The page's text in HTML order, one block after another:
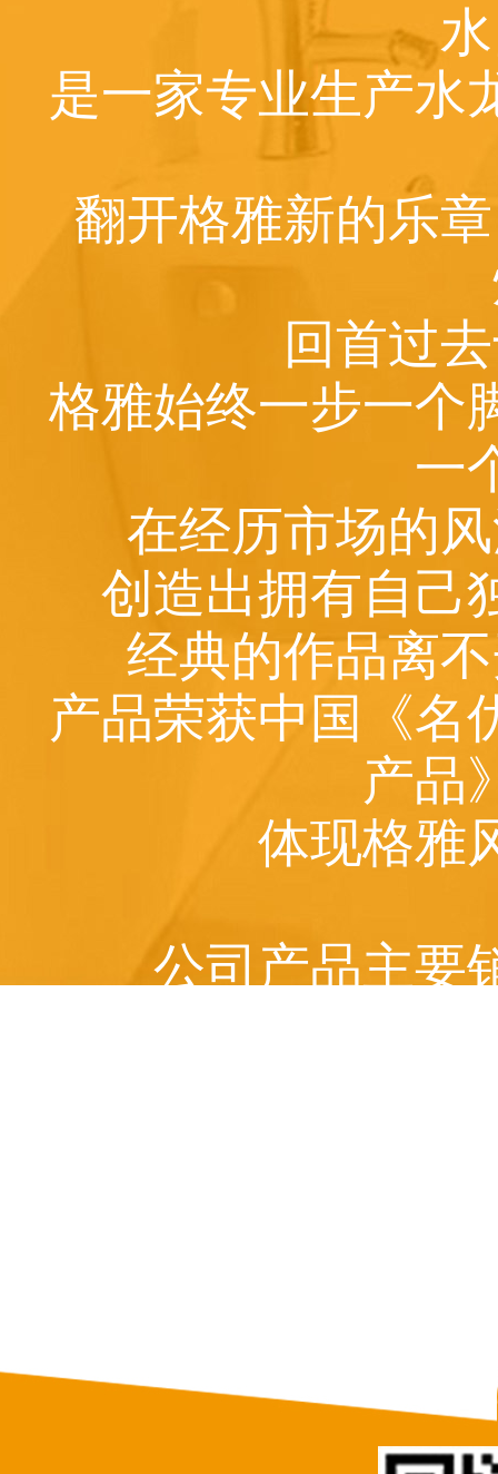
是一家专业生产水
翻开格雅新的乐
回首过
格雅始终一步一个
一
在经历市场的
创造出拥有自己
经典的作品离
产品荣获中国《名
产品
体现格雅
公司产品主要